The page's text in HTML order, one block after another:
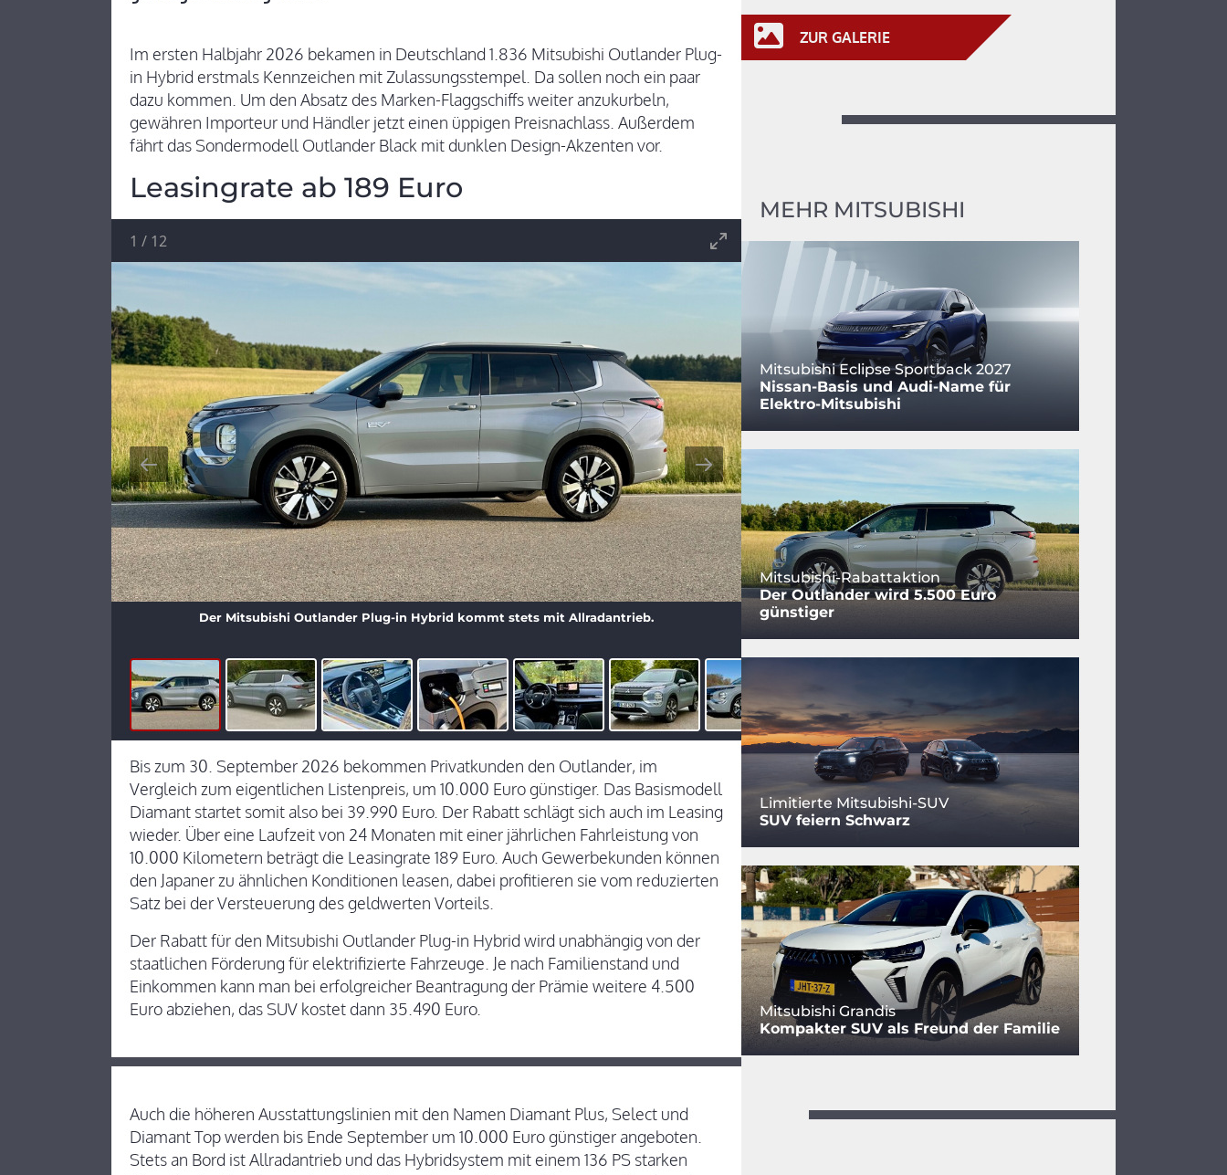
Im ersten Halbjahr 2026 bekamen in Deutschland 1.836 Mitsubishi Outlander Plug-
in Hybrid erstmals Kennzeichen mit Zulassungsstempel. Da sollen noch ein paar
dazu kommen. Um den Absatz des Marken-Flaggschiffs weiter anzukurbeln,
gewähren Importeur und Händler jetzt einen üppigen Preisnachlass. Außerdem
fährt das Sondermodell Outlander Black mit dunklen Design-Akzenten vor.
Leasingrate ab 189 Euro
Der Mitsubishi Outlander Plug-in Hybrid kommt stets mit Allradantrieb.
1 / 12
Bis zum 30. September 2026 bekommen Privatkunden den Outlander, im
Vergleich zum eigentlichen Listenpreis, um 10.000 Euro günstiger. Das Basismodell
Diamant startet somit also bei 39.990 Euro. Der Rabatt schlägt sich auch im Leasing
wieder. Über eine Laufzeit von 24 Monaten mit einer jährlichen Fahrleistung von
10.000 Kilometern beträgt die Leasingrate 189 Euro. Auch Gewerbekunden können
den Japaner zu ähnlichen Konditionen leasen, dabei profitieren sie vom reduzierten
Satz bei der Versteuerung des geldwerten Vorteils.
Der Rabatt für den Mitsubishi Outlander Plug-in Hybrid wird unabhängig von der
staatlichen Förderung für elektrifizierte Fahrzeuge. Je nach Familienstand und
Einkommen kann man bei erfolgreicher Beantragung der Prämie weitere 4.500
Euro abziehen, das SUV kostet dann 35.490 Euro.
Auch die höheren Ausstattungslinien mit den Namen Diamant Plus, Select und
Diamant Top werden bis Ende September um 10.000 Euro günstiger angeboten.
Stets an Bord ist Allradantrieb und das Hybridsystem mit einem 136 PS starken
ZUR GALERIE
MEHR MITSUBISHI
Mitsubishi Eclipse Sportback 2027
Nissan-Basis und Audi-Name für
Elektro-Mitsubishi
Mitsubishi-Rabattaktion
Der Outlander wird 5.500 Euro
günstiger
Limitierte Mitsubishi-SUV
SUV feiern Schwarz
Mitsubishi Grandis
Kompakter SUV als Freund der Familie